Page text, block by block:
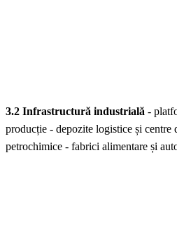
3.2 Infrastructură industrială -
producție - depozite logistice și
petrochimice - fabrici alimentare și